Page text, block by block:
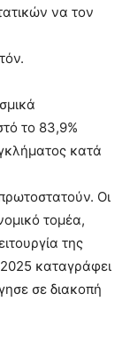
να τον
το 83,9%
κατά
Οι
τομέα,
της
καταγράφει
σε διακοπή